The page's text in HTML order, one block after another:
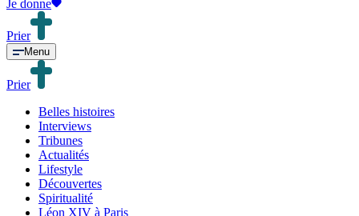
Je donne
Prier
Menu
Prier
Belles histoires
Interviews
Tribunes
Actualités
Lifestyle
Découvertes
Spiritualité
Léon XIV à Paris